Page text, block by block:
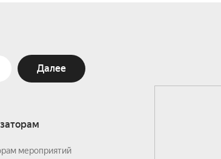
Далее
мероприятий